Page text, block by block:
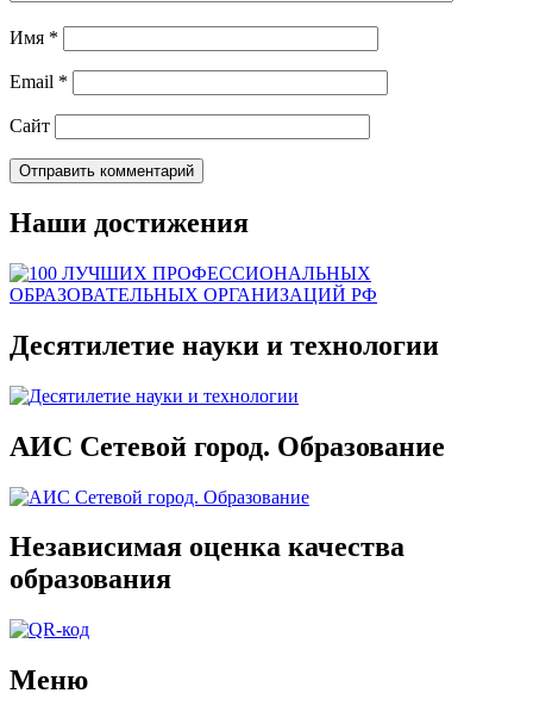
Имя *
Email *
Сайт
Наши достижения
Десятилетие науки и технологии
АИС Сетевой город. Образование
Независимая оценка качества
образования
Меню